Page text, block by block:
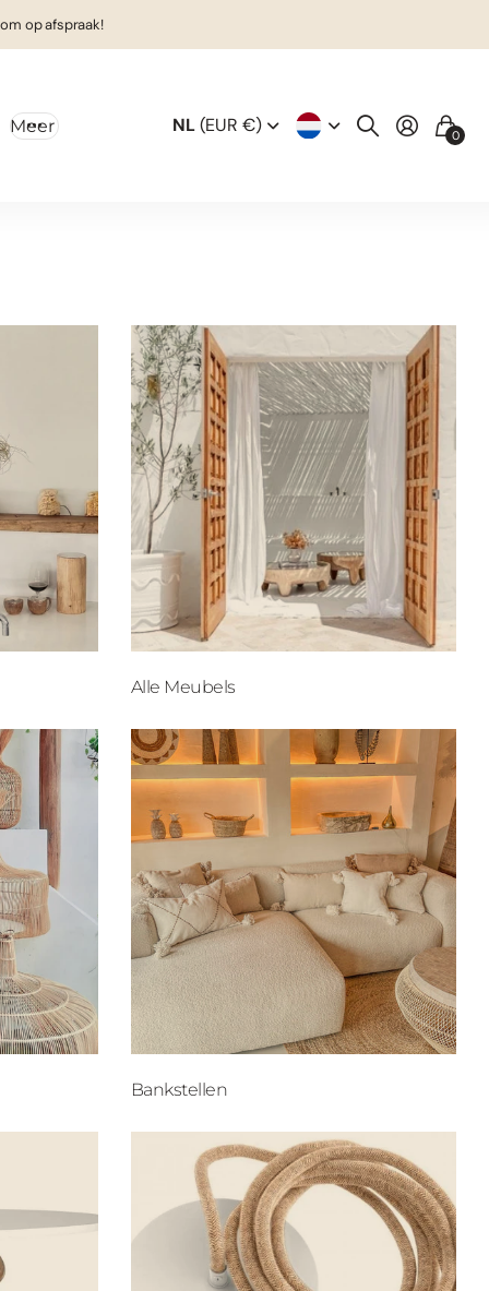
op afspraak!
Meer NL(EUR €) 0
Alle Meubels
Bankstellen